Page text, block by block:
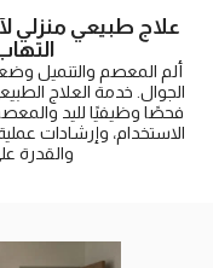
علاج طبيعي منزلي
ألم المعصم والتنميل
الجوال. خدمة العلاج
فحصًا وظيفيًا لليد
الاستخدام، وإرشادات
والقدرة